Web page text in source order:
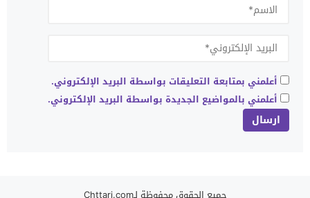
أعلمني بمتابعة التعليقات بواسطة البريد الإلكتروني.
أعلمني بالمواضيع الجديدة بواسطة البريد الإلكتروني.